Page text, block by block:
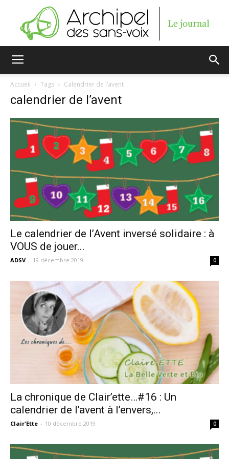
sans-
voix
Accueil Tags Calendrier de l’avent
calendrier de l’avent
Le calendrier de l’Avent inversé solidaire : à
VOUS de jouer...
ADSV - 19 décembre 2019 0
La chronique de Clair’ette…#16 : Un
calendrier de l’avent à l’envers,...
Clair'Ette - 10 décembre 2019 0